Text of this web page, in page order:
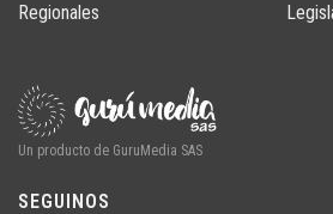
Regionales
Un producto de GuruMedia SAS
SEGUINOS